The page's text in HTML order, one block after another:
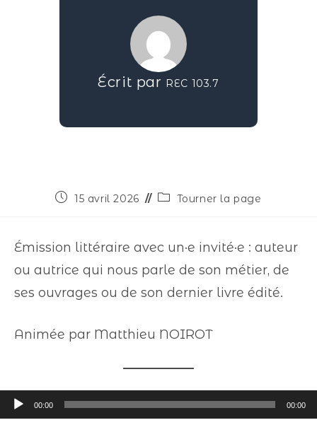
Écrit par REC 103.7
15 avril 2026 Tourner la page
Émission littéraire avec un·e invité·e : auteur
ou autrice qui nous parle de son métier, de
ses ouvrages ou de son dernier livre édité.
Animée par Matthieu NOIROT
Lecteur
audio
00:00 00:00